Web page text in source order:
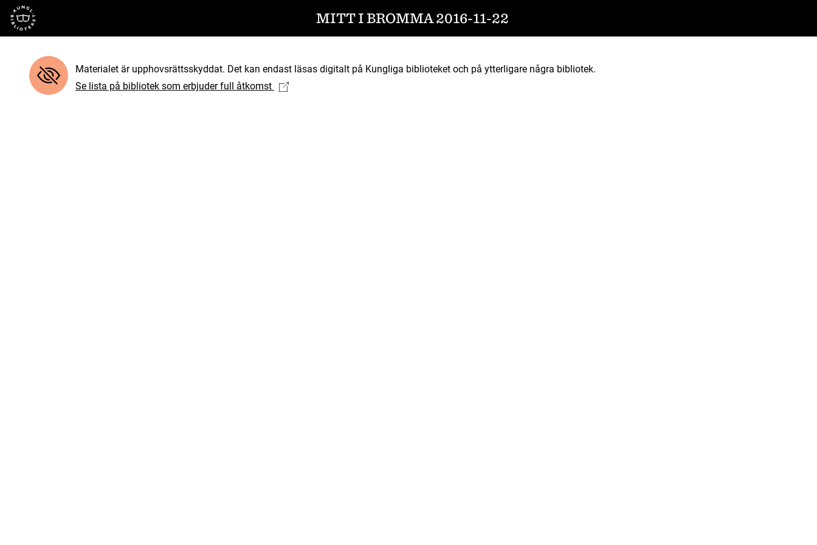
Till startsidan MITT I BROMMA 2016-11-22
Materialet är upphovsrättsskyddat. Det kan endast läsas digitalt på Kungliga biblioteket och på ytterligare några bibliotek.
Se lista på bibliotek som erbjuder full åtkomst